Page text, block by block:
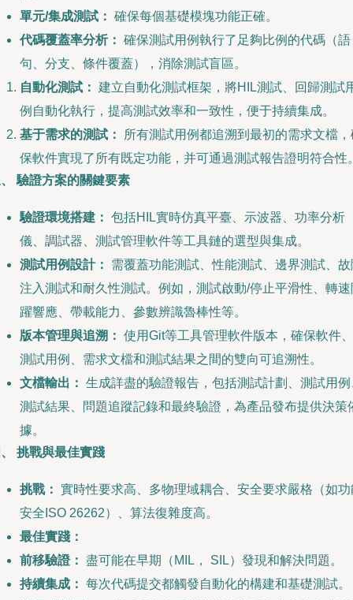
單元/集成測試： 確保每個基礎模塊功能正確。
代碼覆蓋率分析： 確保測試用例執行了足夠比例的代碼（語
句、分支、條件覆蓋），消除測試盲區。
自動化測試： 建立自動化測試框架，將HIL測試、回歸測試
例自動化執行，提高測試效率和一致性，便于持續集成。
基于需求的測試：
所有測試用例都追溯到最初的需求文檔，
保軟件實現了所有既定功能，并可通過測試報告證明符合性
驗證方案的關鍵要素
驗證環境搭建： 包括HIL實時仿真平臺、示波器、功率分析
儀、調試器、測試管理軟件等工具鏈的選型與集成。
測試用例設計：
需覆蓋功能測試、性能測試、邊界測試、故
注入測試和耐久性測試。例如，測試啟動/停止平滑性、轉速
躍響應、帶載能力、參數辨識魯棒性等。
版本管理與追溯： 使用Git等工具管理軟件版本，確保軟件、
測試用例、需求文檔和測試結果之間的雙向可追溯性。
文檔輸出： 生成詳盡的驗證報告，包括測試計劃、測試用例
測試結果、問題追蹤記錄和最終驗證，為產品發布提供決策
據。
挑戰與最佳實踐
挑戰： 實時性要求高、多物理域耦合、安全要求嚴格（如功
安全ISO 26262）、算法復雜度高。
最佳實踐：
前移驗證： 盡可能在早期（MIL， SIL）發現和解決問題。
持續集成： 每次代碼提交都觸發自動化的構建和基礎測試。